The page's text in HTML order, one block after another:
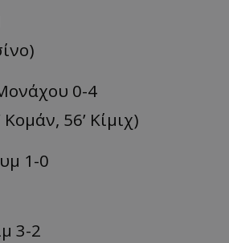
0-4
Κομάν, 56’ Κίμιχ)
1-0
3-2